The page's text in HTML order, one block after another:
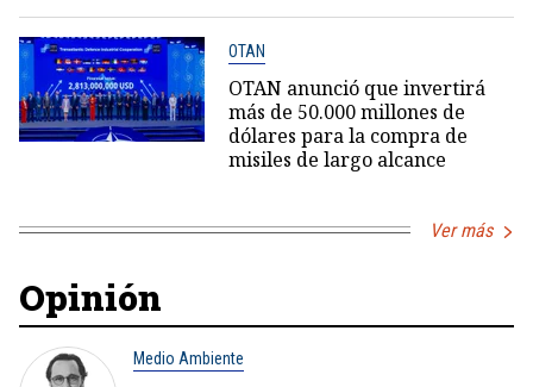
OTAN
OTAN anunció que invertirá
más de 50.000 millones de
dólares para la compra de
misiles de largo alcance
Ver más
Opinión
Medio Ambiente